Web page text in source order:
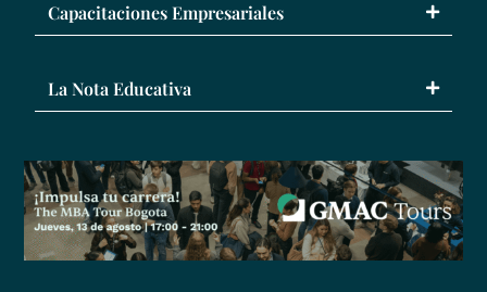
Capacitaciones Empresariales
La Nota Educativa